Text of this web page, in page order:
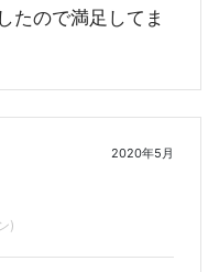
たので満足してま
2020年5月
)